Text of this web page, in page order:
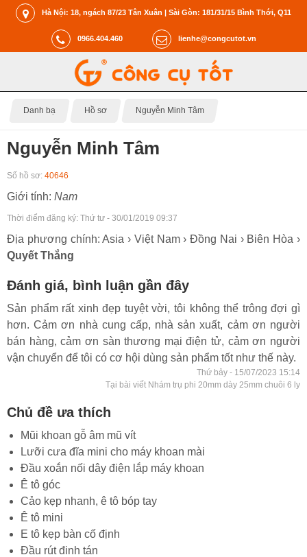
Hà Nội: 18, ngách 87/23 Tân Xuân | Sài Gòn: 181/31/15 Bình Thới, Q11
0966.404.460 lienhe@congcutot.vn
Danh bạ Hồ sơ Nguyễn Minh Tâm
Nguyễn Minh Tâm
Số hồ sơ: 40646
Giới tính: Nam
Thời điểm đăng ký: Thứ tư - 30/01/2019 09:37
Địa phương chính: Asia › Việt Nam › Đồng Nai › Biên Hòa ›
Quyết Thắng
Đánh giá, bình luận gần đây
Sản phẩm rất xinh đẹp tuyệt vời, tôi không thể trông đợi gì
hơn. Cảm ơn nhà cung cấp, nhà sản xuất, cảm ơn người
bán hàng, cảm ơn sàn thương mại điện tử, cảm ơn người
vận chuyển để tôi có cơ hội dùng sản phẩm tốt như thế này.
Thứ bảy - 15/07/2023 15:14
Tại bài viết Nhám trụ phi 20mm dày 25mm chuôi 6 ly
Chủ đề ưa thích
Mũi khoan gỗ âm mũ vít
Lưỡi cưa đĩa mini cho máy khoan mài
Đầu xoắn nối dây điện lắp máy khoan
Ê tô góc
Cảo kẹp nhanh, ê tô bóp tay
Ê tô mini
E tô kẹp bàn cố định
Đầu rút đinh tán